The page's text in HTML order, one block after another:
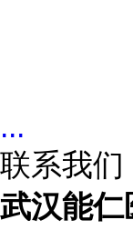
...
联系我们
武汉能仁